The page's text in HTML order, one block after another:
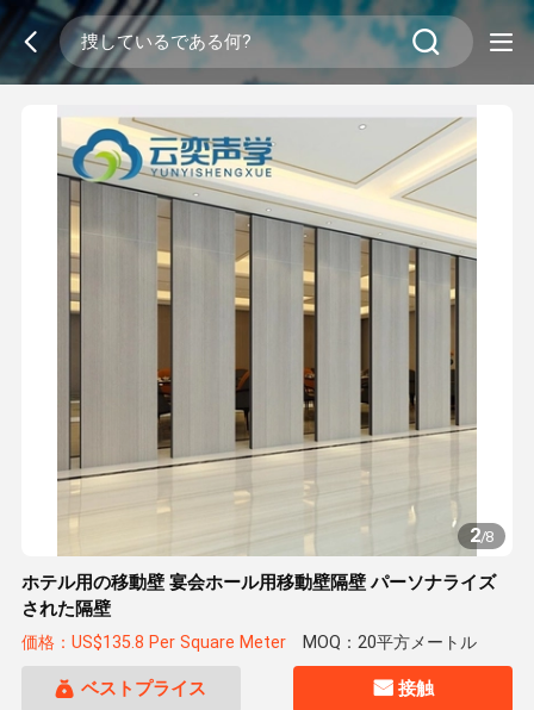
2/8
ホテル用の移動壁 宴会ホール用移動壁隔壁 パーソナライズ
された隔壁
価格：US$135.8 Per Square Meter MOQ：20平方メートル
ベストプライス 接触